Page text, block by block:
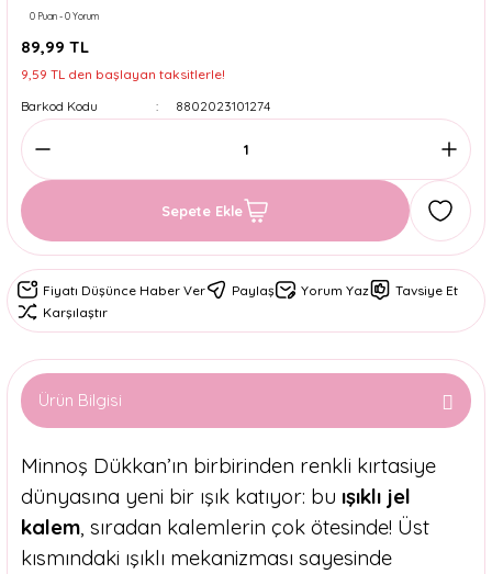
0 Puan - 0 Yorum
89,99 TL
9,59 TL den başlayan taksitlerle!
Barkod Kodu
8802023101274
Sepete Ekle
Fiyatı Düşünce Haber Ver Paylaş Yorum Yaz
Tavsiye Et
Karşılaştır
Ürün Bilgisi
Minnoş Dükkan’ın birbirinden renkli kırtasiye
dünyasına yeni bir ışık katıyor: bu ışıklı jel
kalem, sıradan kalemlerin çok ötesinde! Üst
kısmındaki ışıklı mekanizması sayesinde